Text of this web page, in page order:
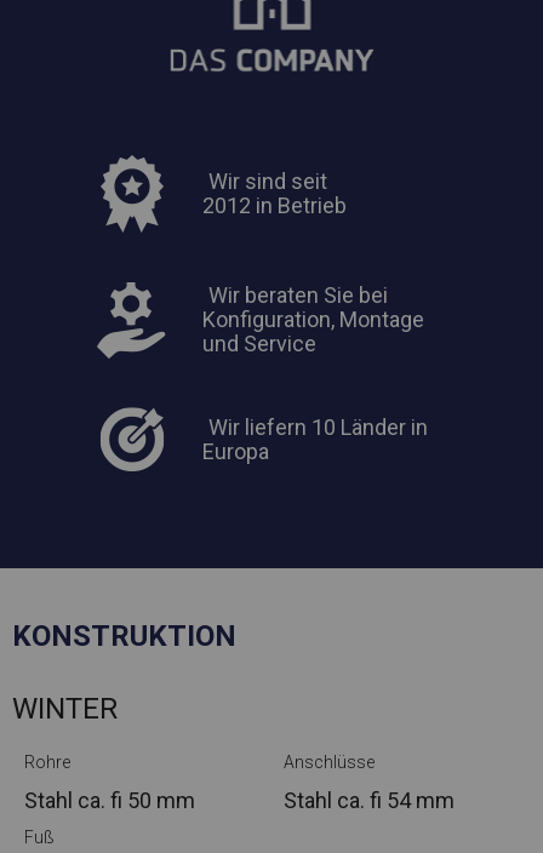
Wir sind seit
2012 in Betrieb
Wir beraten Sie bei
Konfiguration, Montage
und Service
Wir liefern 10 Länder in
Europa
KONSTRUKTION
WINTER
Rohre
Stahl ca. fi 50 mm
Anschlüsse
Stahl ca. fi 54 mm
Fuß